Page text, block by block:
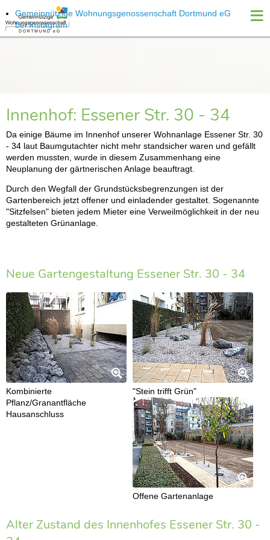
≡
Gemeinnützige Wohnungsgenossenschaft Dortmund eG
bei Instagram
Innenhof: Essener Str. 30 - 34
Da einige Bäume im Innenhof unserer Wohnanlage Essener Str. 30
- 34 laut Baumgutachter nicht mehr standsicher waren und gefällt
werden mussten, wurde in diesem Zusammenhang eine
Neuplanung der gärtnerischen Anlage beauftragt.
Durch den Wegfall der Grundstücksbegrenzungen ist der
Gartenbereich jetzt offener und einladender gestaltet. Sogenannte
"Sitzfelsen" bieten jedem Mieter eine Verweilmöglichkeit in der neu
gestalteten Grünanlage.
Neue Gartengestaltung Essener Str. 30 - 34
Kombinierte
Pflanz/Granantfläche
Hausanschluss
"Stein trifft Grün"
Offene Gartenanlage
Alter Zustand des Innenhofes Essener Str. 30 -